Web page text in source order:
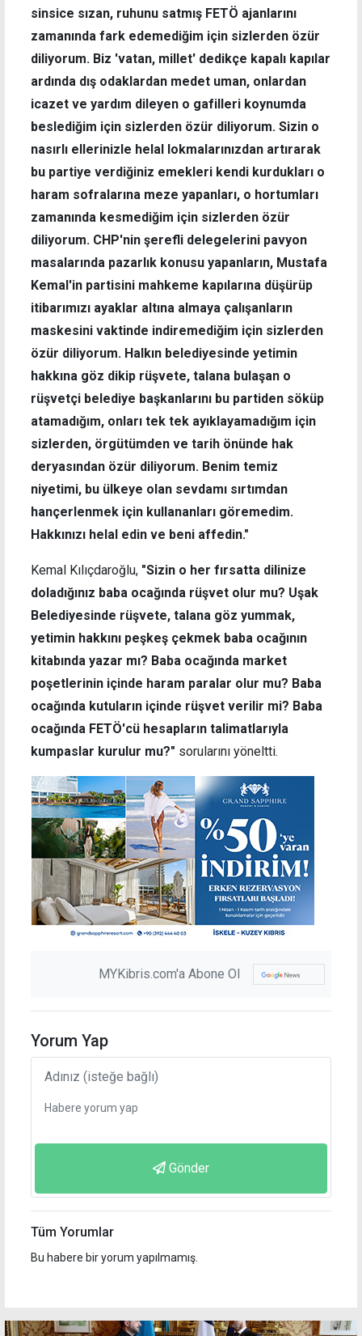
sinsice sızan, ruhunu satmış FETÖ ajanlarını
zamanında fark edemediğim için sizlerden özür
diliyorum. Biz 'vatan, millet' dedikçe kapalı kapılar
ardında dış odaklardan medet uman, onlardan
icazet ve yardım dileyen o gafilleri koynumda
beslediğim için sizlerden özür diliyorum. Sizin o
nasırlı ellerinizle helal lokmalarınızdan artırarak
bu partiye verdiğiniz emekleri kendi kurdukları o
haram sofralarına meze yapanları, o hortumları
zamanında kesmediğim için sizlerden özür
diliyorum. CHP'nin şerefli delegelerini pavyon
masalarında pazarlık konusu yapanların, Mustafa
Kemal'in partisini mahkeme kapılarına düşürüp
itibarımızı ayaklar altına almaya çalışanların
maskesini vaktinde indiremediğim için sizlerden
özür diliyorum. Halkın belediyesinde yetimin
hakkına göz dikip rüşvete, talana bulaşan o
rüşvetçi belediye başkanlarını bu partiden söküp
atamadığım, onları tek tek ayıklayamadığım için
sizlerden, örgütümden ve tarih önünde hak
deryasından özür diliyorum. Benim temiz
niyetimi, bu ülkeye olan sevdamı sırtımdan
hançerlenmek için kullananları göremedim.
Hakkınızı helal edin ve beni affedin."
Kemal Kılıçdaroğlu, "Sizin o her fırsatta dilinize
doladığınız baba ocağında rüşvet olur mu? Uşak
Belediyesinde rüşvete, talana göz yummak,
yetimin hakkını peşkeş çekmek baba ocağının
kitabında yazar mı? Baba ocağında market
poşetlerinin içinde haram paralar olur mu? Baba
ocağında kutuların içinde rüşvet verilir mi? Baba
ocağında FETÖ'cü hesapların talimatlarıyla
kumpaslar kurulur mu?" sorularını yöneltti.
MYKibris.com'a Abone Ol
Yorum Yap
Gönder
Tüm Yorumlar
Bu habere bir yorum yapılmamış.